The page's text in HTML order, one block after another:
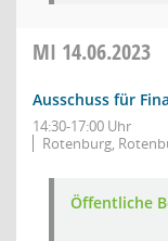
MI 14.06.2023
Ausschuss für
14:30-17:00 Uhr
Rotenburg,
Öffentliche